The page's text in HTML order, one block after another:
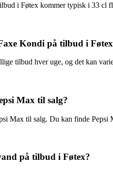
i Føtex kommer typisk i 33 cl
Kondi på tilbud i
tilbud hver uge, og det kan
Max til salg?
Max til salg. Du kan finde Pepsi
på tilbud i Føtex?